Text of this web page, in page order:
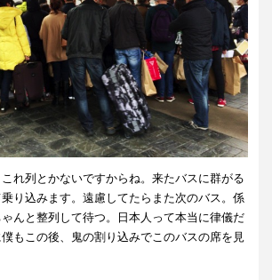
れ列とかないですからね。来たバスに群がる
り込みます。遠慮してたらまた次のバス。係
んと整列して待つ。日本人って本当に律儀だ
もこの後、鬼の割り込みでこのバスの席を見